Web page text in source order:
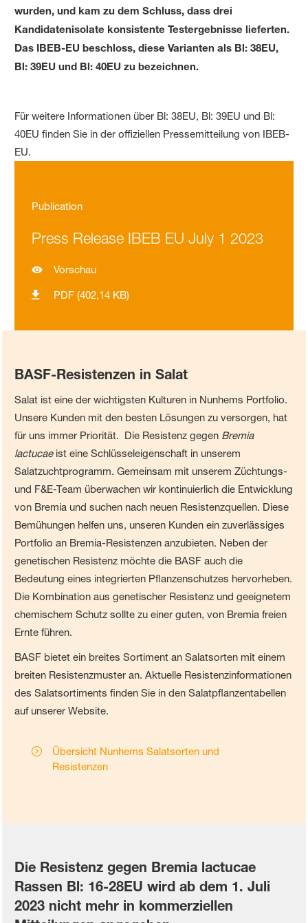
wurden, und kam zu dem Schluss, dass drei
Kandidatenisolate konsistente Testergebnisse lieferten.
Das IBEB-EU beschloss, diese Varianten als Bl: 38EU,
Bl: 39EU und Bl: 40EU zu bezeichnen.
Für weitere Informationen über Bl: 38EU, Bl: 39EU und Bl:
40EU finden Sie in der offiziellen Pressemitteilung von IBEB-
EU.
Publication
Press Release IBEB EU July 1 2023
Vorschau
PDF (402,14 KB)
BASF-Resistenzen in Salat
Salat ist eine der wichtigsten Kulturen in Nunhems Portfolio.
Unsere Kunden mit den besten Lösungen zu versorgen, hat
für uns immer Priorität. Die Resistenz gegen Bremia
lactucaeist eine Schlüsseleigenschaft in unserem
Salatzuchtprogramm. Gemeinsam mit unserem Züchtungs-
und F&E-Team überwachen wir kontinuierlich die Entwicklung
von Bremia und suchen nach neuen Resistenzquellen. Diese
Bemühungen helfen uns, unseren Kunden ein zuverlässiges
Portfolio an Bremia-Resistenzen anzubieten. Neben der
genetischen Resistenz möchte die BASF auch die
Bedeutung eines integrierten Pflanzenschutzes hervorheben.
Die Kombination aus genetischer Resistenz und geeignetem
chemischem Schutz sollte zu einer guten, von Bremia freien
Ernte führen.
BASF bietet ein breites Sortiment an Salatsorten mit einem
breiten Resistenzmuster an. Aktuelle Resistenzinformationen
des Salatsortiments finden Sie in den Salatpflanzentabellen
auf unserer Website.
Übersicht Nunhems Salatsorten und
Resistenzen
Die Resistenz gegen Bremia lactucae
Rassen Bl: 16-28EU wird ab dem 1. Juli
2023 nicht mehr in kommerziellen